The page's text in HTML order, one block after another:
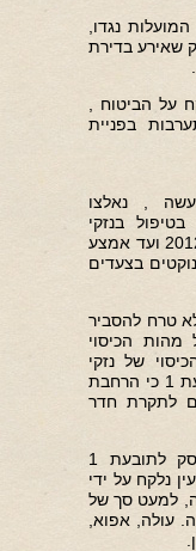
נתבע 1 לטענות המועלות נגדו,
היא, כי לנזק שאירע בדירת
על הביטוח ,
בפניית
, נאלצו
בנזקי
הרטיבות בדירה , מחודש אוקטובר 2012 ועד אמצע
נוקטים בצעדים
1 מעולם לא טרח להסביר
על מהות הכיסוי
של נזקי
צנרת. הנתבע 1 לא ציין בפני התובעת 1 כי הרחבת
לתקרת חדר
התובעות טוענות, כי הסכום שנפסק לתובעת 1
נלקח על ידי
למעט סך של
עולה, אפוא,